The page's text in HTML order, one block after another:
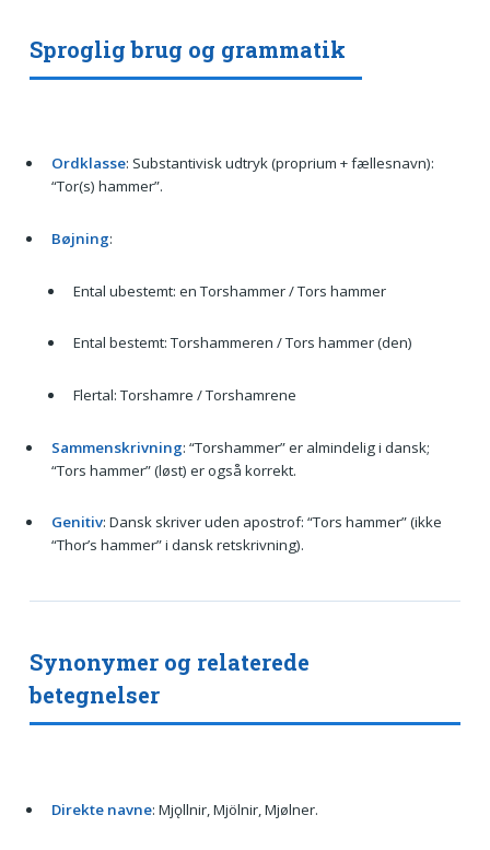
Sproglig brug og grammatik
Ordklasse: Substantivisk udtryk (proprium + fællesnavn):
“Tor(s) hammer”.
Bøjning:
Ental ubestemt: en Torshammer / Tors hammer
Ental bestemt: Torshammeren / Tors hammer (den)
Flertal: Torshamre / Torshamrene
Sammenskrivning: “Torshammer” er almindelig i dansk;
“Tors hammer” (løst) er også korrekt.
Genitiv: Dansk skriver uden apostrof: “Tors hammer” (ikke
“Thor’s hammer” i dansk retskrivning).
Synonymer og relaterede
betegnelser
Direkte navne: Mjǫllnir, Mjölnir, Mjølner.